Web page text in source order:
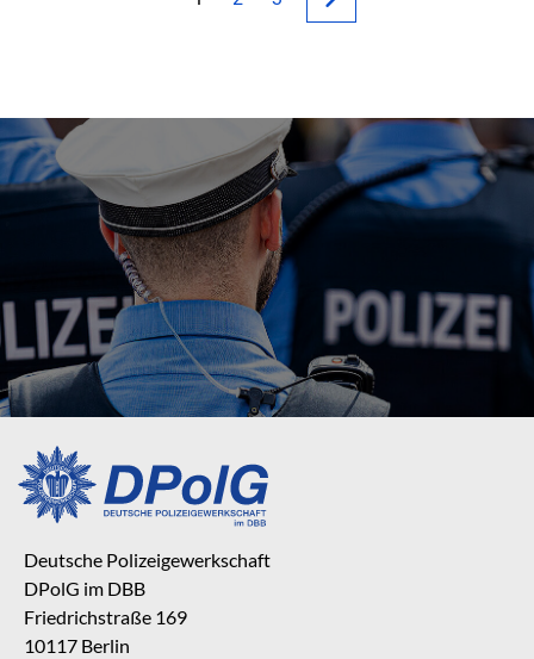
Deutsche Polizeigewerkschaft
DPolG im DBB
Friedrichstraße 169
10117 Berlin